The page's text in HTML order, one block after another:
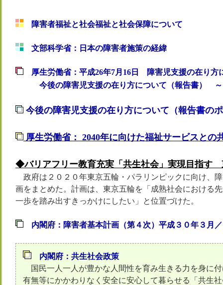
障害者福祉と社会福祉と社会保障について
文部科学省：日本の障害者施策の経緯
厚生労働省：平成26年7月16日 障害児支援の在り方
今後の障害児支援の在り方について（報告書） ～
今後の障害児支援の在り方について（報告書の
厚生労働省： 2040年に向けた福祉サービスと
◆バリアフリー教育充実「共生社会」実現目指
政府は２０２０年東京五輪・パラリンピックに向け、
画をまとめた。計画は、東京五輪を「成熟社会における
一歩を踏み出すきっかけにしたい」と位置づけた。
内閣府：障害者基本計画（第４次）平成３０年３月 ／
内閣府：共生社会政策
国民一人一人が豊かな人間性を育み生きる力を身に
有無等にかかわりなく安全に安心して暮らせる「共生